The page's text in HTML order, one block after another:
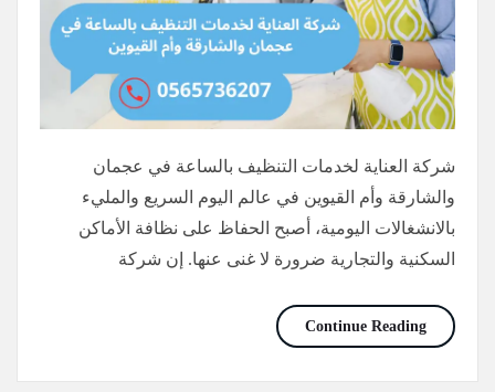
شركة العناية لخدمات التنظيف بالساعة في عجمان
والشارقة وأم القيوين في عالم اليوم السريع والمليء
بالانشغالات اليومية، أصبح الحفاظ على نظافة الأماكن
السكنية والتجارية ضرورة لا غنى عنها. إن شركة
Continue Readingعاملات نظافة بالساعة عجمان/0565736207/خصم30%